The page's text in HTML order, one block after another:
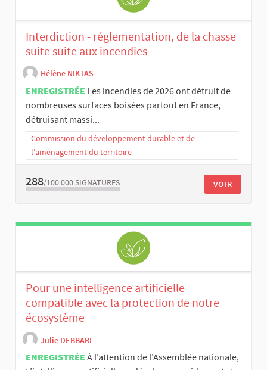
Interdiction - réglementation, de la chasse
suite suite aux incendies
Hélène NIKTAS
ENREGISTRÉE Les incendies de 2026 ont détruit de
nombreuses surfaces boisées partout en France,
détruisant massi...
Commission du développement durable et de
l’aménagement du territoire
288/100 000 SIGNATURES VOIR
Pour une intelligence artificielle
compatible avec la protection de notre
écosystème
Julie DEBBARI
ENREGISTRÉE À l’attention de l’Assemblée nationale,